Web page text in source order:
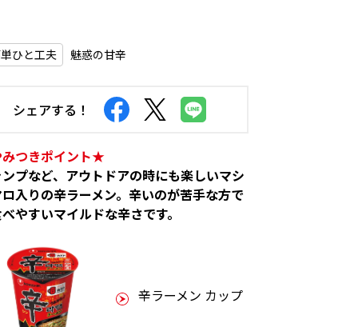
ひと工夫 魅惑の甘辛
シェアする！
つきポイント★
プなど、アウトドアの時にも楽しいマシ
入りの辛ラーメン。辛いのが苦手な方で
やすいマイルドな辛さです。
辛ラーメン カップ